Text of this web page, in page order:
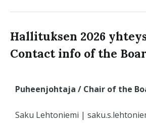
Hallituksen 2026
Contact info of the
Puheenjohtaja / Chair of the
Saku Lehtoniemi |